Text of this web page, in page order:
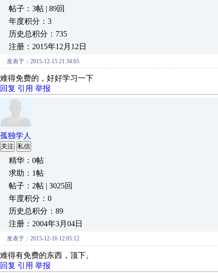
帖子：3帖 | 89回
年度积分：3
历史总积分：735
注册：2015年12月12日
发表于：2015-12-15 21:34:05
难得免费的，好好学习一下
回复 引用 举报
孤独学人
关注 私信
精华：0帖
求助：1帖
帖子：2帖 | 3025回
年度积分：0
历史总积分：89
注册：2004年3月04日
发表于：2015-12-16 12:05:12
难得有免费的东西，顶下。
回复 引用 举报